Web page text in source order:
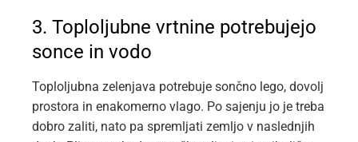
3. Toploljubne vrtnine potrebujejo
sonce in vodo
Toploljubna zelenjava potrebuje sončno lego, dovolj
prostora in enakomerno vlago. Po sajenju jo je treba
dobro zaliti, nato pa spremljati zemljo v naslednjih